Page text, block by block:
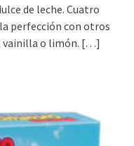
de leche. Cuatro
perfección con otros
vainilla o limón. […]